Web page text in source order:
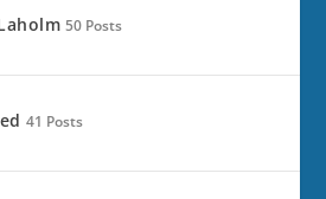
50 Posts
41 Posts